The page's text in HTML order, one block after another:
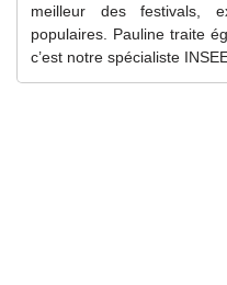
meilleur des festivals,
populaires. Pauline traite
c’est notre spécialiste